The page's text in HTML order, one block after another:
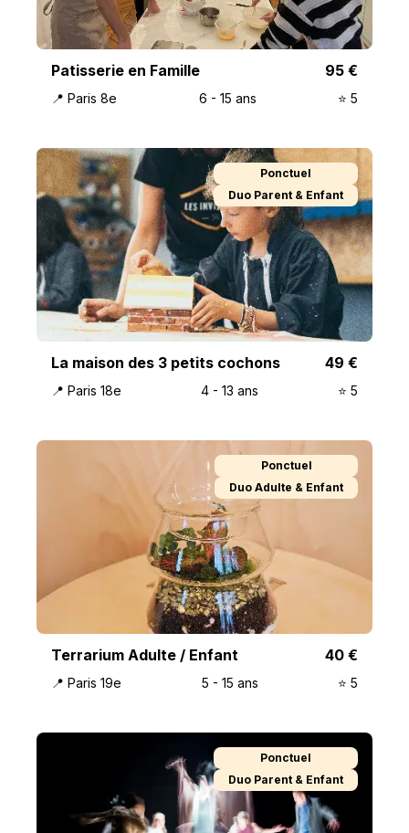
Patisserie en Famille 95 €
📍 Paris 8e 6 - 15 ans ⭐️ 5
Ponctuel
Duo Parent & Enfant
La maison des 3 petits cochons 49 €
📍 Paris 18e 4 - 13 ans ⭐️ 5
Ponctuel
Duo Adulte & Enfant
Terrarium Adulte / Enfant 40 €
📍 Paris 19e 5 - 15 ans ⭐️ 5
Ponctuel
Duo Parent & Enfant